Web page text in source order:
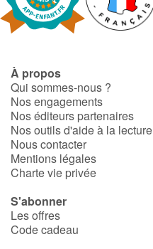
Catalogue anglais
Contraste +
Aide
Accueil
Famille
Écoles
À propos
Qui sommes-nous ?
Nos engagements
Nos éditeurs partenaires
Nos outils d'aide à la lecture
Nous contacter
Mentions légales
Charte vie privée
S'abonner
Les offres
Code cadeau